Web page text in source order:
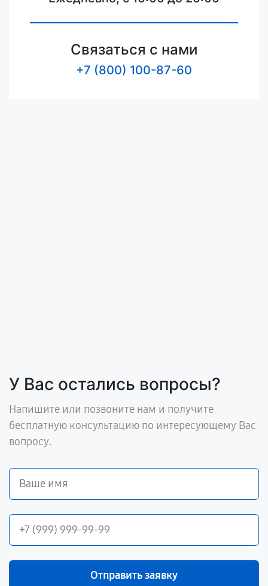
Связаться с нами
+7 (800) 100-87-60
У Вас остались вопросы?
Напишите или позвоните нам и получите
бесплатную консультацию по интересующему Вас
вопросу.
Отправить заявку